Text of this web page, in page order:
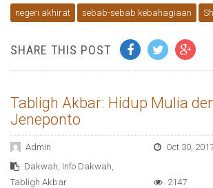
negeri akhirat sebab-sebab kebahagiaan
SHARE THIS POST
Tabligh Akbar: Hidup Mulia
Jeneponto
Admin
Oct 30,
Dakwah Info Dakwah
Tabligh Akbar
2147